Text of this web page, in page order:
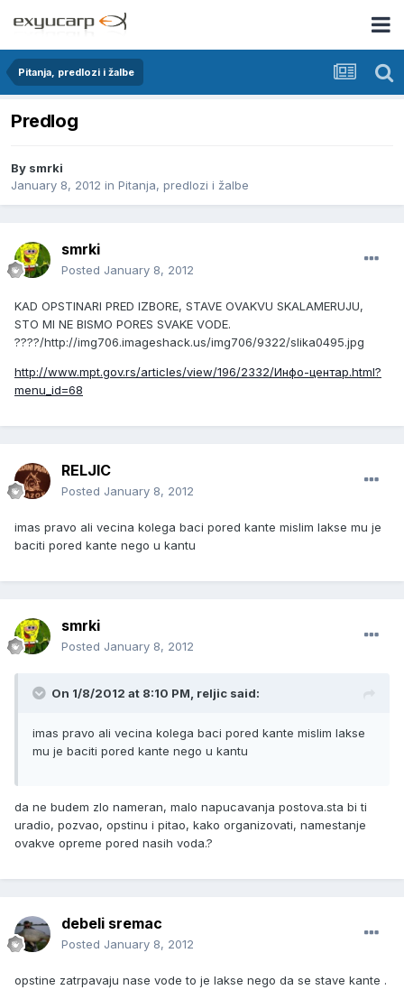
Pitanja, predlozi i žalbe
Predlog
By smrki
January 8, 2012 in Pitanja, predlozi i žalbe
smrki
Posted January 8, 2012
KAD OPSTINARI PRED IZBORE, STAVE OVAKVU SKALAMERUJU,
STO MI NE BISMO PORES SVAKE VODE.
????/http://img706.imageshack.us/img706/9322/slika0495.jpg
http://www.mpt.gov.rs/articles/view/196/2332/Инфо-центар.html?
menu_id=68
RELJIC
Posted January 8, 2012
imas pravo ali vecina kolega baci pored kante mislim lakse mu je
baciti pored kante nego u kantu
smrki
Posted January 8, 2012
On 1/8/2012 at 8:10 PM, reljic said:
imas pravo ali vecina kolega baci pored kante mislim lakse
mu je baciti pored kante nego u kantu
da ne budem zlo nameran, malo napucavanja postova.sta bi ti
uradio, pozvao, opstinu i pitao, kako organizovati, namestanje
ovakve opreme pored nasih voda.?
debeli sremac
Posted January 8, 2012
opstine zatrpavaju nase vode to je lakse nego da se stave kante .